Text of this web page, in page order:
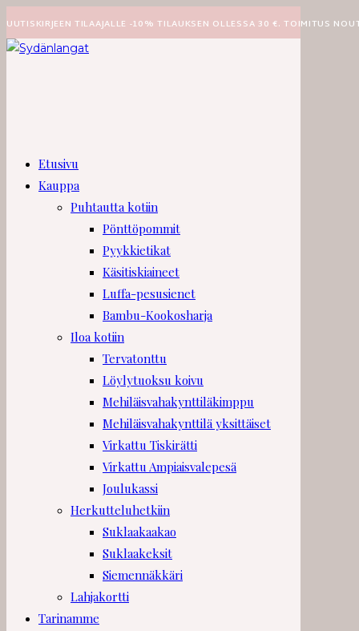
suoraan
sisältöön
UUTISKIRJEEN TILAAJALLE -10% TILAUKSEN OLLESSA 30 €. TOIMITUS
Etusivu
Kauppa
Puhtautta kotiin
Pönttöpommit
Pyykkietikat
Käsitiskiaineet
Luffa-pesusienet
Bambu-Kookosharja
Iloa kotiin
Tervatonttu
Löylytuoksu koivu
Mehiläisvahakynttiläkimppu
Mehiläisvahakynttilä yksittäiset
Virkattu Tiskirätti
Virkattu Ampiaisvalepesä
Joulukassi
Herkutteluhetkiin
Suklaakaakao
Suklaakeksit
Siemennäkkäri
Lahjakortti
Tarinamme